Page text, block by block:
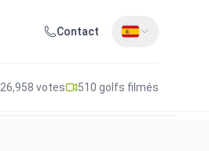
Contact
26,958 votes 510 golfs filmés